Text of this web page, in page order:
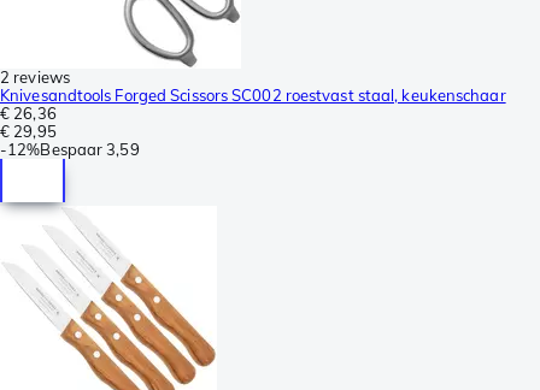
2 reviews
Knivesandtools Forged Scissors SC002 roestvast staal, keukenschaar
€ 26,36
€ 29,95
-12%Bespaar 3,59